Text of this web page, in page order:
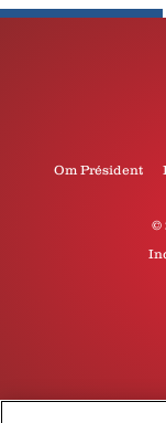
Om Président
©